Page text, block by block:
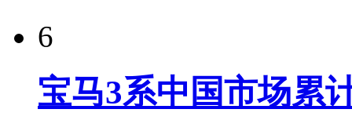
6
宝马3系中国市场累